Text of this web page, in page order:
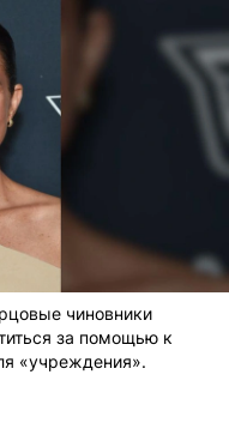
чиновники
за помощью к
«учреждения».